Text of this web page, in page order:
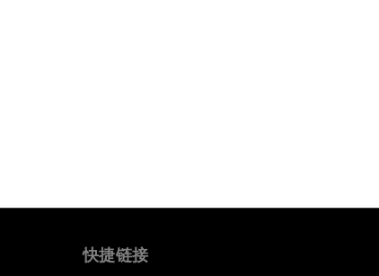
快捷链接